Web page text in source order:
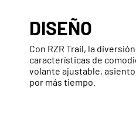
DISEÑO
Con RZR Trail, la
características de
volante ajustable,
por más tiempo.